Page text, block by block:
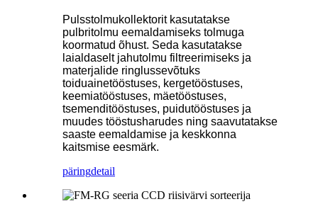
Pulsstolmukollektorit kasutatakse
pulbritolmu eemaldamiseks tolmuga
koormatud õhust. Seda kasutatakse
laialdaselt jahutolmu filtreerimiseks ja
materjalide ringlussevõtuks
toiduainetööstuses, kergetööstuses,
keemiatööstuses, mäetööstuses,
tsemenditööstuses, puidutööstuses ja
muudes tööstusharudes ning saavutatakse
saaste eemaldamise ja keskkonna
kaitsmise eesmärk.
päringdetail